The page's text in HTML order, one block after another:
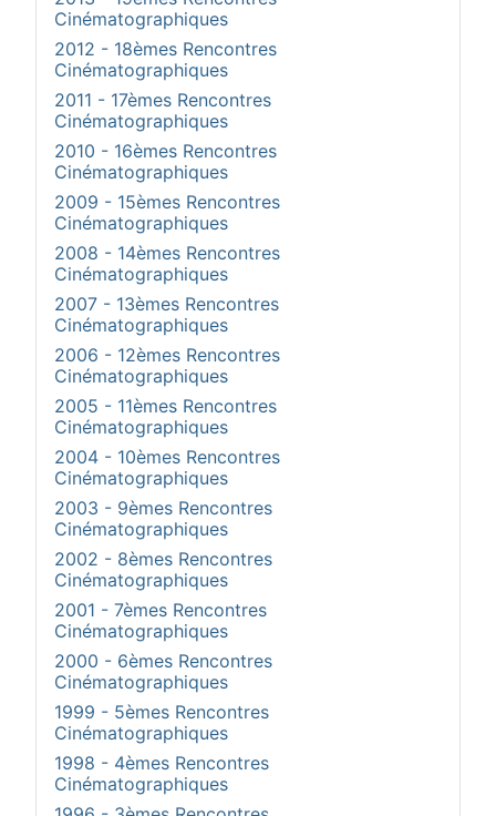
Cinématographiques
2012 - 18èmes Rencontres
Cinématographiques
2011 - 17èmes Rencontres
Cinématographiques
2010 - 16èmes Rencontres
Cinématographiques
2009 - 15èmes Rencontres
Cinématographiques
2008 - 14èmes Rencontres
Cinématographiques
2007 - 13èmes Rencontres
Cinématographiques
2006 - 12èmes Rencontres
Cinématographiques
2005 - 11èmes Rencontres
Cinématographiques
2004 - 10èmes Rencontres
Cinématographiques
2003 - 9èmes Rencontres
Cinématographiques
2002 - 8èmes Rencontres
Cinématographiques
2001 - 7èmes Rencontres
Cinématographiques
2000 - 6èmes Rencontres
Cinématographiques
1999 - 5èmes Rencontres
Cinématographiques
1998 - 4èmes Rencontres
Cinématographiques